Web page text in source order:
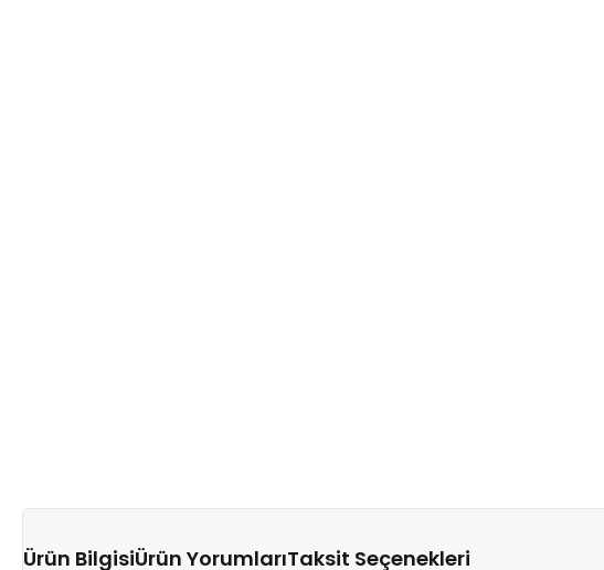
Ürün BilgisiÜrün YorumlarıTaksit Seçenekleri